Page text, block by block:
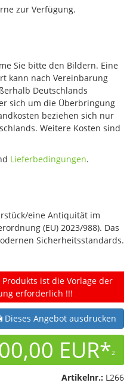
zur Verfügung.
Sie bitte den Bildern. Eine
kann nach Vereinbarung
Deutschlands
sich um die Überbringung
beziehen sich nur
Weitere Kosten sind
Lieferbedingungen.
eine Antiquität im
(EU) 2023/988). Das
Sicherheitsstandards.
ist die Vorlage der
erforderlich !!!
Dieses Angebot ausdrucken
EUR*2
Artikelnr.: L266